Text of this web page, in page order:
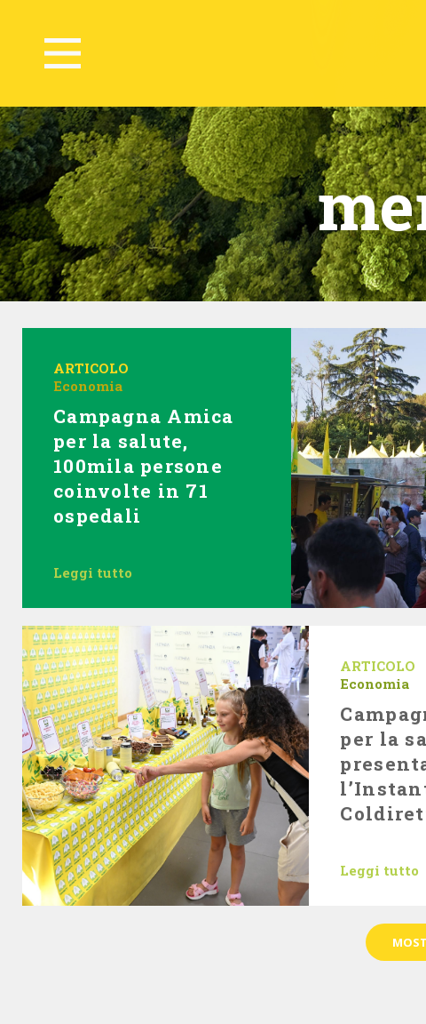
ARTICOLO
Economia
Campagna Amica
per la salute,
100mila persone
coinvolte in 71
ospedali
Leggi tutto
ARTICOLO
Economia
per la
Leggi tutto